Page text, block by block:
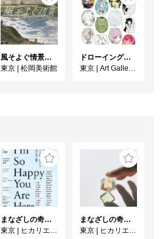
風そよぐ情景 ヴィクトリア朝絵画・フランス印象派
東京
松岡美術館
ドローイング展『絵とのダイアローグ 2026』
東京
Art Gallery Shirokane 6c
まなざしの奇跡 日本女性写真家の冒険
東京
ヒカリエホール
まなざしの奇跡 日本女性写真家の冒険
東京
ヒカリエホール